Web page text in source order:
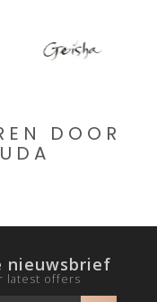
DOOR
nieuwsbrief
latest offers